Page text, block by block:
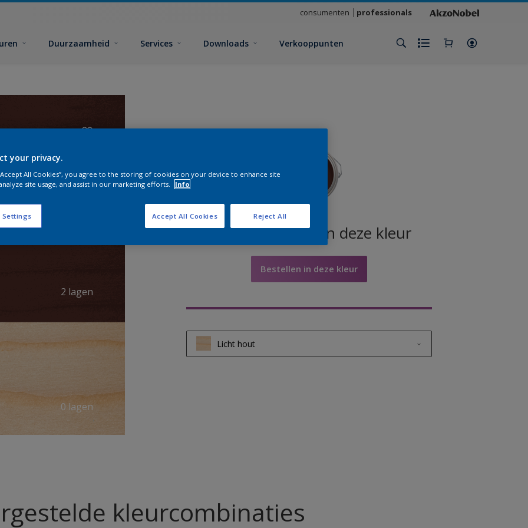
consumenten professionals
Duurzaamheid Services Downloads Verkooppunten
2 lagen
0 lagen
Zoek producten in deze kleur
Bestellen in deze kleur
Licht hout
kleurcombinaties
your privacy.
All Cookies”, you agree to the storing of cookies on your device to enhance site
site usage, and assist in our marketing efforts.
Info
Settings Reject All
Accept All Cookies